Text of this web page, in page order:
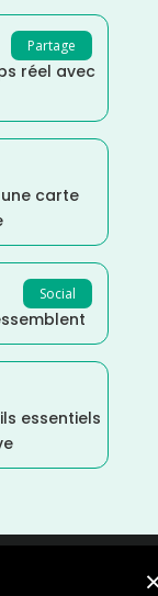
Partage
réel avec
carte
Social
essentiels